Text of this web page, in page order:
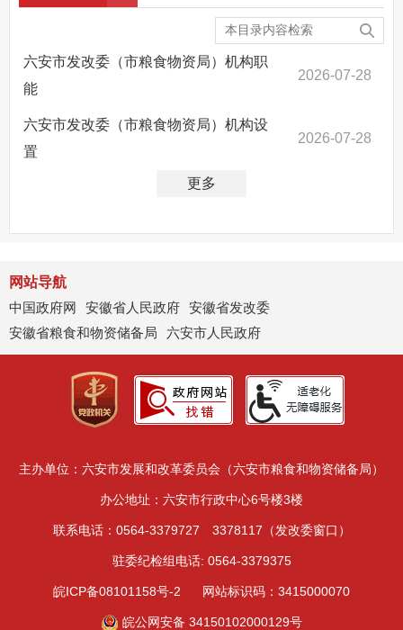
六安市发改委（市粮食物资局）机构职
能
2026-07-28
六安市发改委（市粮食物资局）机构设
置
2026-07-28
更多
网站导航
中国政府网
安徽省人民政府 安徽省发改委
安徽省粮食和物资储备局
六安市人民政府
主办单位：六安市发展和改革委员会（六安市粮食和物资储备局）
办公地址：六安市行政中心6号楼3楼
联系电话：0564-3379727 3378117（发改委窗口）
驻委纪检组电话: 0564-3379375
皖ICP备08101158号-2 网站标识码：3415000070
皖公网安备 34150102000129号